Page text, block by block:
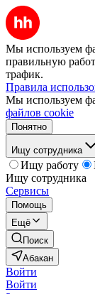
Мы используем
правильную
трафик.
Правила
Мы используем
файлов cookie
Понятно
Ищу сотрудника
Ищу работу
Ищу сотрудника
Сервисы
Помощь
Ещё
Поиск
Абакан
Войти
Войти